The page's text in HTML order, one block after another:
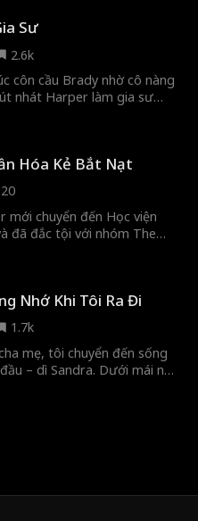
Sư
2.6k
côn cầu Brady nhờ cô nàng
nhát Harper làm gia sư
hợp đồng phản tác dụng và
học giữa họ không chỉ nằm
Hóa Kẻ Bắt Nạt
mới chuyển đến Học viện
đã đắc tội với nhóm The
Calloway hành xử như
nhưng anh ta có thực sự
August Langford luôn ở
liệu họ đã quen nhau từ
sẽ chọn ai: kẻ thù lớn nhất
Nhớ Khi Tôi Ra Đi
1.7k
mẹ, tôi chuyển đến sống
– dì Sandra. Dưới mái nhà